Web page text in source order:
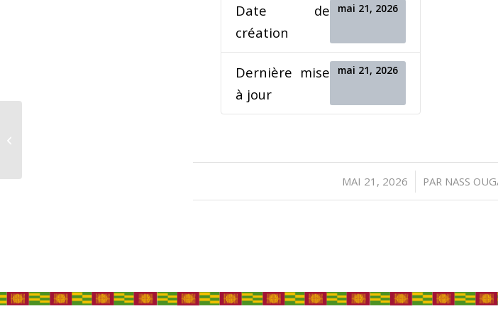
Date de
création
mai 21, 2026
Dernière mise
à jour
mai 21, 2026
MAI 21, 2026
/ PAR NASS